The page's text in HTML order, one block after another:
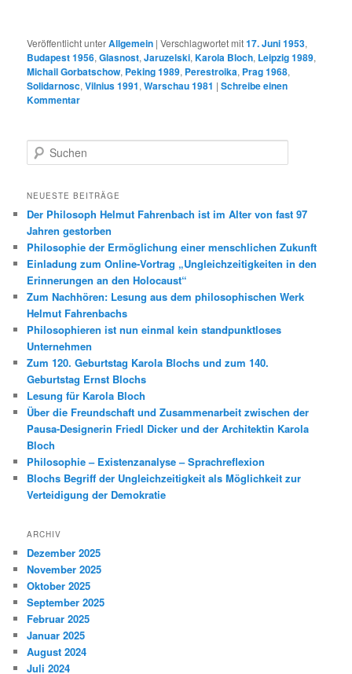
Veröffentlicht unterAllgemein |Verschlagwortet mit17. Juni 1953,
Budapest 1956,Glasnost,Jaruzelski,Karola Bloch, Leipzig 1989,
Michail Gorbatschow, Peking 1989, Perestroika, Prag 1968,
Solidarnosc,Vilnius 1991,Warschau 1981 |Schreibe einen
Kommentar
u
h
n
NEUESTE BEITRÄGE
Der Philosoph Helmut Fahrenbach ist im Alter von fast 97
Jahren gestorben
Philosophie der Ermöglichung einer menschlichen Zukunft
Einladung zum Online-Vortrag „Ungleichzeitigkeiten in den
Erinnerungen an den Holocaust“
Zum Nachhören: Lesung aus dem philosophischen Werk
Helmut Fahrenbachs
Philosophieren ist nun einmal kein standpunktloses
Unternehmen
Zum 120. Geburtstag Karola Blochs und zum 140.
Geburtstag Ernst Blochs
Lesung für Karola Bloch
Über die Freundschaft und Zusammenarbeit zwischen der
Pausa-Designerin Friedl Dicker und der Architektin Karola
Bloch
Philosophie – Existenzanalyse – Sprachreflexion
Blochs Begriff der Ungleichzeitigkeit als Möglichkeit zur
Verteidigung der Demokratie
ARCHIV
Dezember 2025
November 2025
Oktober 2025
September 2025
Februar 2025
Januar 2025
August 2024
Juli 2024